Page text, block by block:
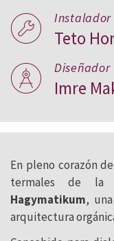
Instalador
Teto
Diseñador
Imre
En pleno corazón de
termales de la
Hagymatikum,
arquitectura